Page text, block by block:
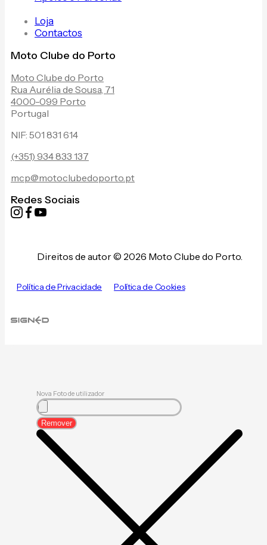
Loja
Contactos
Moto Clube do Porto
Moto Clube do Porto
Rua Aurélia de Sousa, 71
4000-099 Porto
Portugal
NIF: 501 831 614
(+351) 934 833 137
mcp@motoclubedoporto.pt
Redes Sociais
Direitos de autor © 2026 Moto Clube do Porto.
Política de Privacidade Política de Cookies
Nova Foto de utilizador
Remover